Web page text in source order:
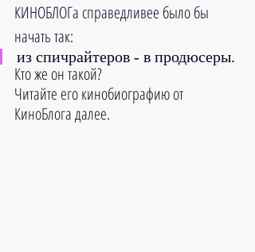
КИНОБЛОГа справедливее было бы
начать так:
из спичрайтеров - в продюсеры.
Кто же он такой?
Читайте его кинобиографию от
КиноБлога далее.